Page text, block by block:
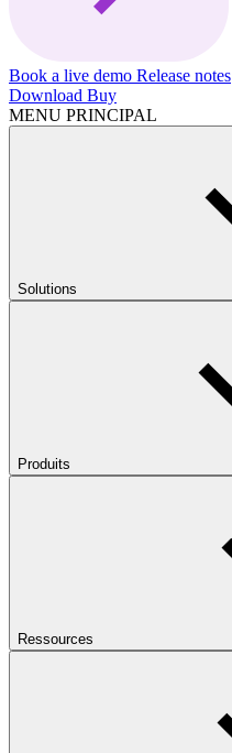
Book a live demo Release notes
Download Buy
MENU PRINCIPAL
Solutions
Produits
Ressources